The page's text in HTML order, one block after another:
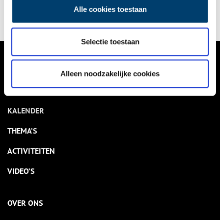
Alle cookies toestaan
Selectie toestaan
Alleen noodzakelijke cookies
staat dat een tragische geschiedenis kent.
NIEUWS
KALENDER
THEMA’S
ACTIVITEITEN
VIDEO’S
OVER ONS